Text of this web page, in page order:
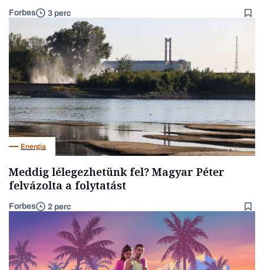
Forbes 3 perc
Energia
Meddig lélegezhetünk fel? Magyar Péter
felvázolta a folytatást
Forbes 2 perc